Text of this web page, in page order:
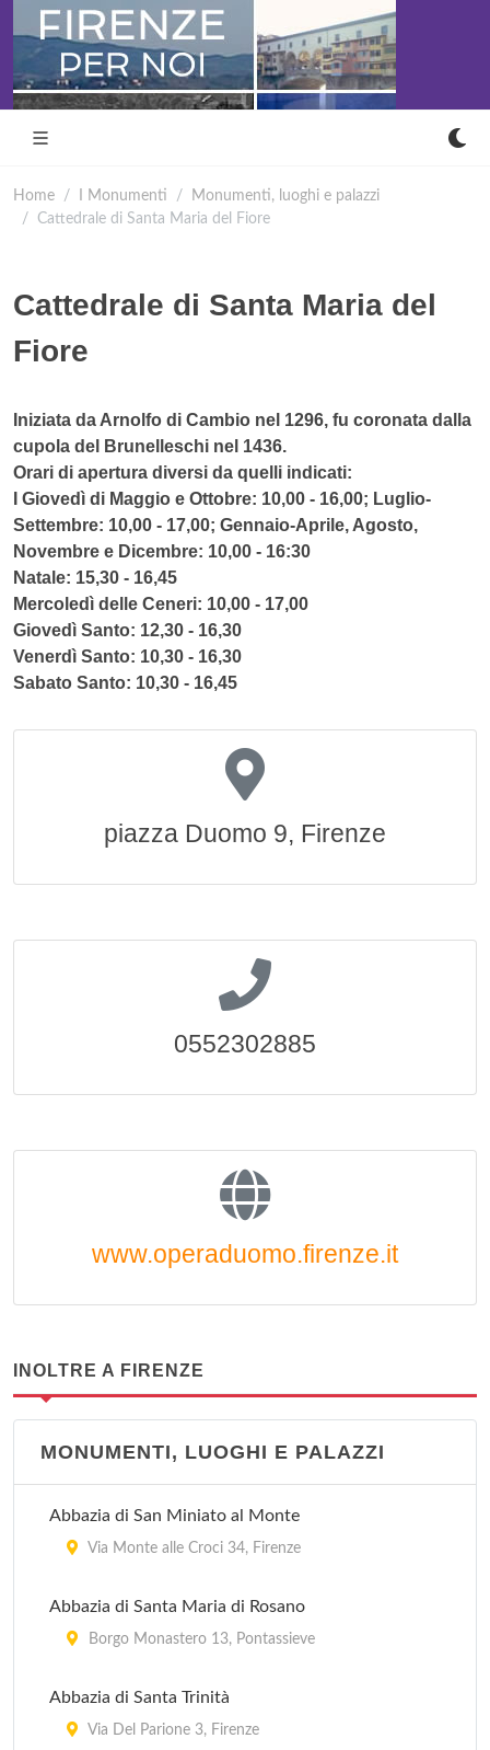
Home I Monumenti
Monumenti, luoghi e palazzi
Cattedrale di Santa Maria del Fiore
Cattedrale di Santa Maria del
Fiore
Iniziata da Arnolfo di Cambio nel 1296, fu coronata dalla
cupola del Brunelleschi nel 1436.
Orari di apertura diversi da quelli indicati:
I Giovedì di Maggio e Ottobre: 10,00 - 16,00; Luglio-
Settembre: 10,00 - 17,00; Gennaio-Aprile, Agosto,
Novembre e Dicembre: 10,00 - 16:30
Natale: 15,30 - 16,45
Mercoledì delle Ceneri: 10,00 - 17,00
Giovedì Santo: 12,30 - 16,30
Venerdì Santo: 10,30 - 16,30
Sabato Santo: 10,30 - 16,45
piazza Duomo 9, Firenze
0552302885
www.operaduomo.firenze.it
INOLTRE A FIRENZE
MONUMENTI, LUOGHI E PALAZZI
Abbazia di San Miniato al Monte
Via Monte alle Croci 34, Firenze
Abbazia di Santa Maria di Rosano
Borgo Monastero 13, Pontassieve
Abbazia di Santa Trinità
Via Del Parione 3, Firenze